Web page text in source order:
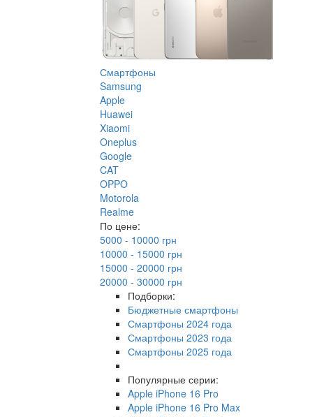
Смартфоны
Samsung
Apple
Huawei
Xiaomi
Oneplus
Google
CAT
OPPO
Motorola
Realme
По цене:
5000 - 10000 грн
10000 - 15000 грн
15000 - 20000 грн
20000 - 30000 грн
Подборки:
Бюджетные смартфоны
Смартфоны 2024 года
Смартфоны 2023 года
Смартфоны 2025 года
Популярные серии:
Apple iPhone 16 Pro
Apple iPhone 16 Pro Max